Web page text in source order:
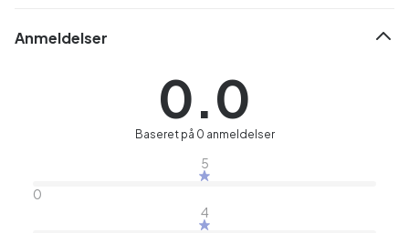
Anmeldelser
0.0
Baseret på 0 anmeldelser
5
0
4